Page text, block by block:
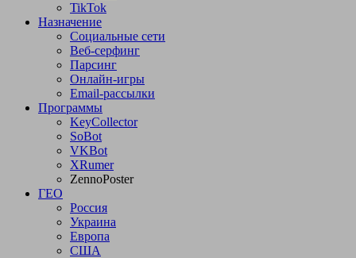
TikTok
Назначение
Социальные сети
Веб-серфинг
Парсинг
Онлайн-игры
Email-рассылки
Программы
KeyCollector
SoBot
VKBot
XRumer
ZennoPoster
ГЕО
Россия
Украина
Европа
США